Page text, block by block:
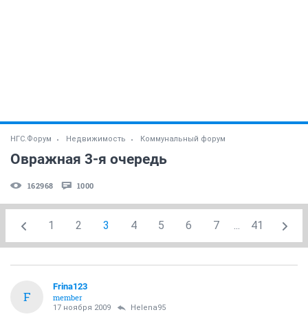
НГС.Форум Недвижимость Коммунальный форум
Овражная 3-я очередь
162968 1000
1 2 3 4 5 6 7 ... 41
F
Frina123
member
17 ноября 2009 Helena95